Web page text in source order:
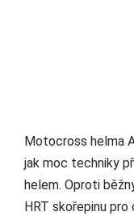
Motocross helma
jak moc techniky
helem. Oproti
HRT skořepinu